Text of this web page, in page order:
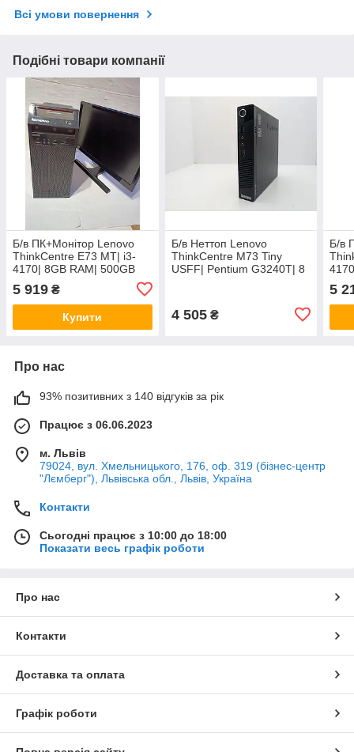
Всі умови повернення
Подібні товари компанії
Б/в ПК+Монітор Lenovo
ThinkCentre E73 MT| i3-
4170| 8GB RAM| 500GB
HDD| HD 4400+Samsung
S22E390H| 22" 1920x1080
5 919 ₴
Купити
Б/в Неттоп Lenovo
ThinkCentre M73 Tiny
USFF| Pentium G3240T| 8
4 505₴
Б/в
5
Про нас
93% позитивних з 140 відгуків за рік
Працює з 06.06.2023
м. Львів
79024, вул. Хмельницького, 176, оф. 319 (бізнес-центр
"Лємберг"), Львівська обл., Львів, Україна
Контакти
Сьогодні працює з 10:00 до 18:00
Показати весь графік роботи
Про нас
Контакти
Доставка та оплата
Графік роботи